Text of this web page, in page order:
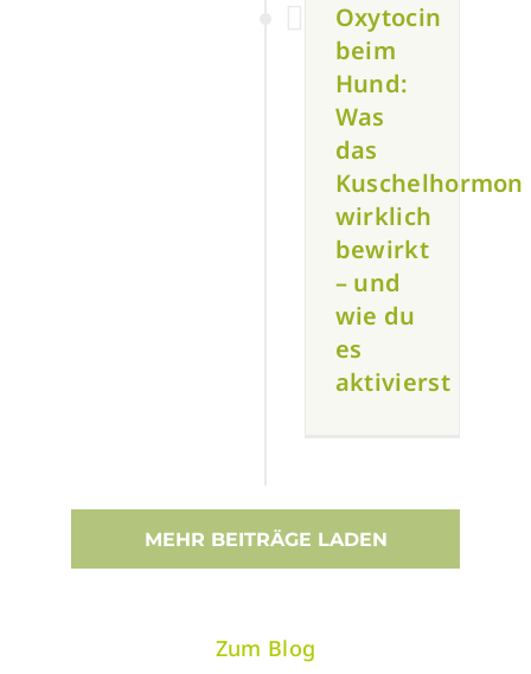
Oxytocin
beim
Hund:
Was
das
Kuschelhormon
wirklich
bewirkt
– und
wie du
es
aktivierst
MEHR BEITRÄGE LADEN
Zum Blog